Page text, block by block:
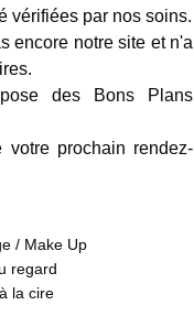
vérifiées par nos soins.
encore notre site et n'a
des Bons Plans
prochain rendez-
/ Make Up
regard
la cire